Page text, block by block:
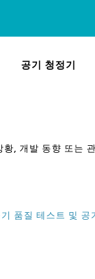
공기 청정기
황, 개발 동향 또는